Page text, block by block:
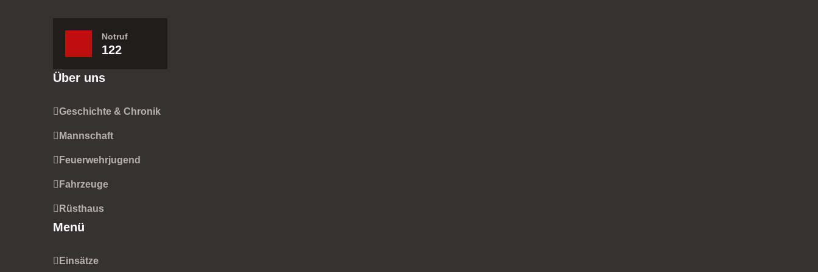
Notruf
122
Über uns
Geschichte & Chronik
Mannschaft
Feuerwehrjugend
Fahrzeuge
Rüsthaus
Menü
Einsätze